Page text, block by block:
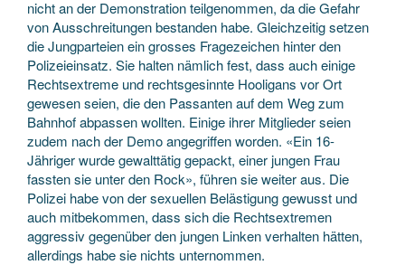
nicht an der Demonstration teilgenommen, da die Gefahr
von Ausschreitungen bestanden habe. Gleichzeitig setzen
die Jungparteien ein grosses Fragezeichen hinter den
Polizeieinsatz. Sie halten nämlich fest, dass auch einige
Rechtsextreme und rechtsgesinnte Hooligans vor Ort
gewesen seien, die den Passanten auf dem Weg zum
Bahnhof abpassen wollten. Einige ihrer Mitglieder seien
zudem nach der Demo angegriffen worden. «Ein 16-
Jähriger wurde gewalttätig gepackt, einer jungen Frau
fassten sie unter den Rock», führen sie weiter aus. Die
Polizei habe von der sexuellen Belästigung gewusst und
auch mitbekommen, dass sich die Rechtsextremen
aggressiv gegenüber den jungen Linken verhalten hätten,
allerdings habe sie nichts unternommen.